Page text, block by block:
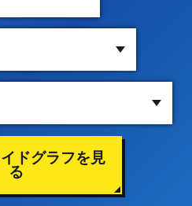
ドグラフを見
る